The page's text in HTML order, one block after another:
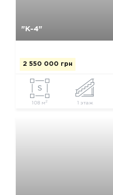
"К-4"
2 550 000 грн
108 м 2 1 этаж